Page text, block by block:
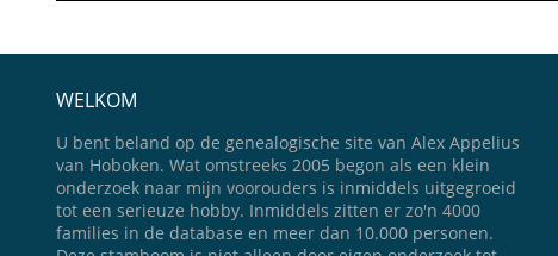
WELKOM
U bent beland op de genealogische site van Alex Appelius
van Hoboken. Wat omstreeks 2005 begon als een klein
onderzoek naar mijn voorouders is inmiddels uitgegroeid
tot een serieuze hobby. Inmiddels zitten er zo'n 4000
families in de database en meer dan 10.000 personen.